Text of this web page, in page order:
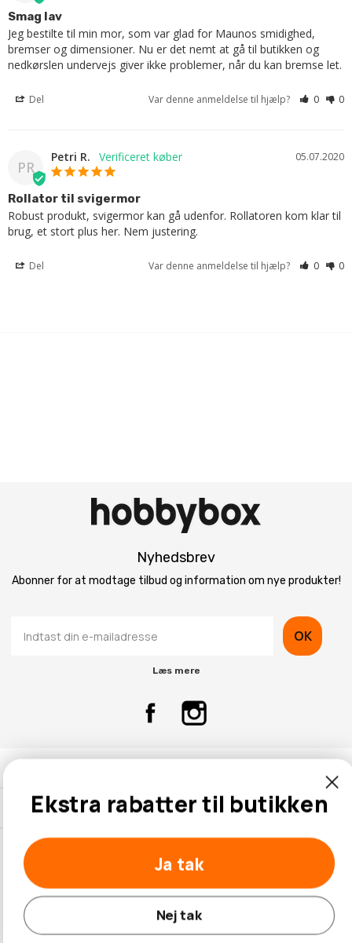
Smag lav
Jeg bestilte til min mor, som var glad for Maunos smidighed,
bremser og dimensioner. Nu er det nemt at gå til butikken og
nedkørslen undervejs giver ikke problemer, når du kan bremse let.
Del Var denne anmeldelse til hjælp? 0 0
PR
05.07.2020
Petri R.
Rollator til svigermor
Robust produkt, svigermor kan gå udenfor. Rollatoren kom klar til
brug, et stort plus her. Nem justering.
Del Var denne anmeldelse til hjælp? 0 0
Nyhedsbrev
Abonner for at modtage tilbud og information om nye produkter!
OK
Læs mere
Kundeservice
© 2026 Hobbybox.dk
Ekstra rabatter til butikken
Ja tak
Nej tak